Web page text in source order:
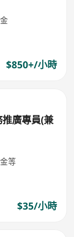
$850+/小時
廣專員(兼
等
$35/小時